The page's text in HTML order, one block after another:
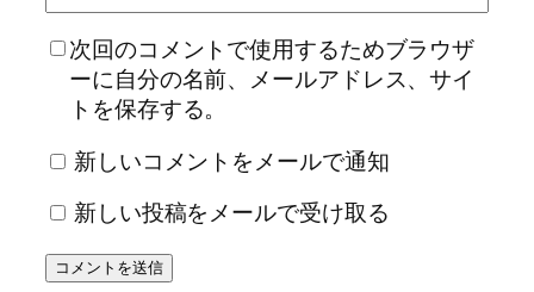
次回のコメントで使用するためブラウザ
ーに自分の名前、メールアドレス、サイ
トを保存する。
新しいコメントをメールで通知
新しい投稿をメールで受け取る